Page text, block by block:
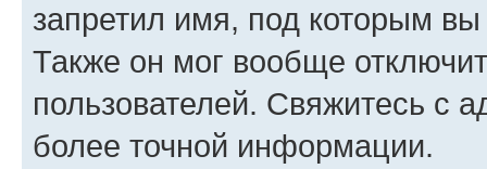
запретил имя, под которым вы
Также он мог вообще
пользователей. Свяжитесь с
более точной информации.